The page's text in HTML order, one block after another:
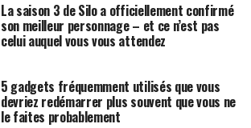
La saison 3 de Silo a officiellement confirmé
son meilleur personnage – et ce n’est pas
celui auquel vous vous attendez
5 gadgets fréquemment utilisés que vous
devriez redémarrer plus souvent que vous ne
le faites probablement